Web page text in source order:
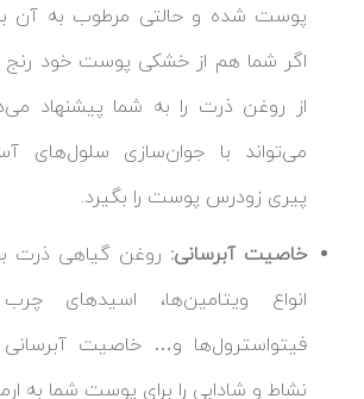
پوست شده و حالتی مرطوب به آن
اگر شما هم از خشکی پوست خود رنج
از روغن ذرت را به شما پیشنهاد
می‌تواند با جوان‌سازی سلول‌های
پیری زودرس پوست را بگیرد.
خاصیت آبرسانی: روغن گیاهی ذرت
انواع ویتامین‌ها، اسیدهای
فیتواسترول‌ها و… خاصیت آبرسانی
نشاط و شادابی را برای پوست شما به